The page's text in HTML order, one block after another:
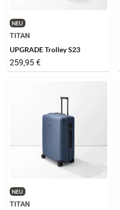
NEU
TITAN
UPGRADE Trolley S23
259,95 €
NEU
TITAN